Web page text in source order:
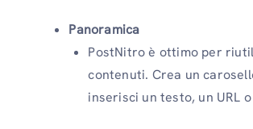
Panoramica
PostNitro è ottimo per
contenuti. Crea un
inserisci un testo, un URL